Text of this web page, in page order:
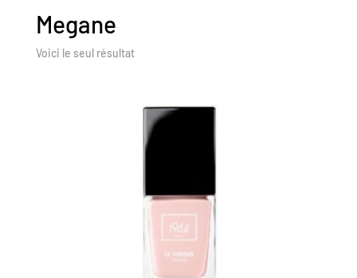
Megane
Voici le seul résultat